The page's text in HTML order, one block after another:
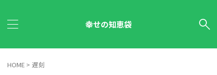
幸せの知恵袋
HOME > 遅刻